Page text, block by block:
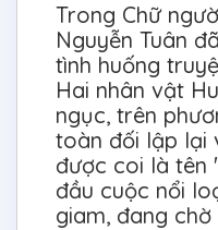
Trong Chữ
Nguyễn Tuân
tình huống
Hai nhân vật
ngục, trên
toàn đối lập lại
được coi là tên
đầu cuộc nổi
giam, đang